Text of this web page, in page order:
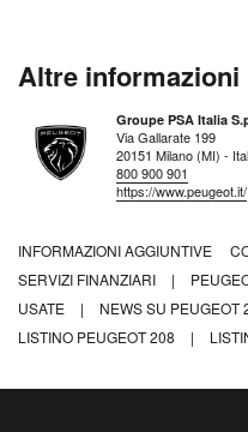
Altre informazioni
Groupe PSA Italia
Via Gallarate 199
20151 Milano (MI) -
800 900 901
https://www.peugeot.it/
INFORMAZIONI AGGIUNTIVE
SERVIZI FINANZIARI
|
USATE
| NEWS SU PEUGEOT
LISTINO PEUGEOT 208
|